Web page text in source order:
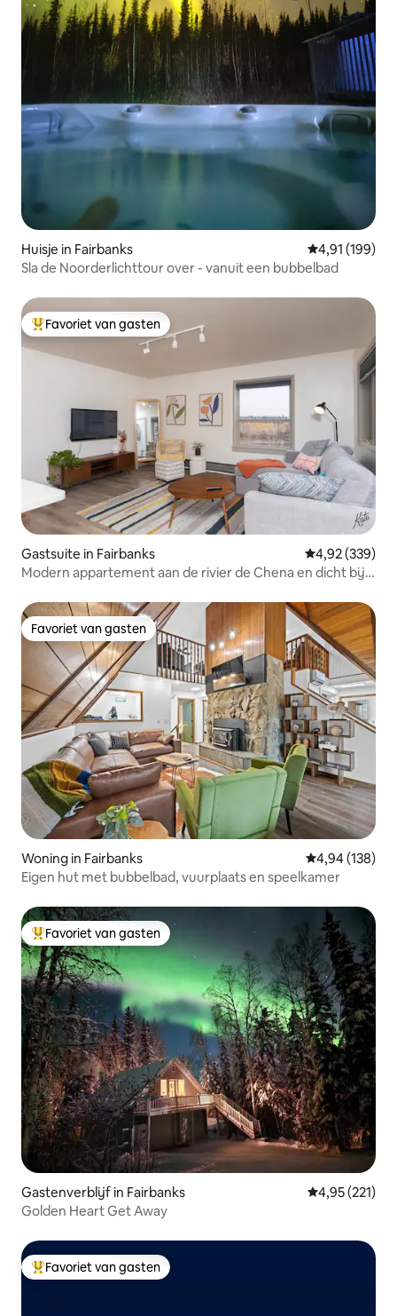
Huisje in Fairbanks Gemiddelde
4,91 (199)
Sla de Noorderlichttour over - vanuit een bubbelbad
Topfavoriet van gasten
Favoriet van gasten
Gastsuite in Fairbanks Gemiddelde
4,92 (339)
Modern appartement aan de rivier de Chena en dicht bij
Favoriet van gasten
Favoriet van gasten
Woning in Fairbanks Gemiddelde
4,94 (138)
Eigen hut met bubbelbad, vuurplaats en speelkamer
Topfavoriet van gasten
Favoriet van gasten
Gastenverblijf in Fairbanks Gemiddelde
4,95 (221)
Golden Heart Get Away
Topfavoriet van gasten
Favoriet van gasten